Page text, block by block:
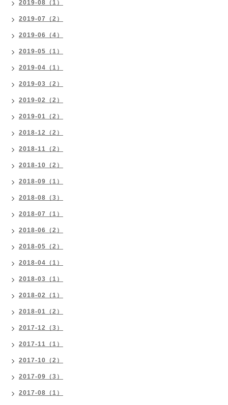
2019-08（1）
2019-07（2）
2019-06（4）
2019-05（1）
2019-04（1）
2019-03（2）
2019-02（2）
2019-01（2）
2018-12（2）
2018-11（2）
2018-10（2）
2018-09（1）
2018-08（3）
2018-07（1）
2018-06（2）
2018-05（2）
2018-04（1）
2018-03（1）
2018-02（1）
2018-01（2）
2017-12（3）
2017-11（1）
2017-10（2）
2017-09（3）
2017-08（1）